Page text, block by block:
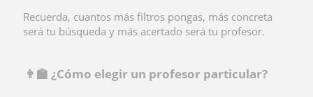
Recuerda, cuantos más filtros pongas, más concreta
será tu búsqueda y más acertado será tu profesor.
👨‍🏫 ¿Cómo elegir un profesor particular?